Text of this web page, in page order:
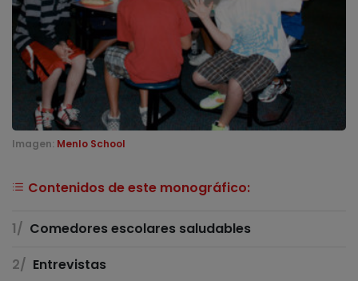
Imagen: Menlo School
Contenidos de este monográfico:
Comedores escolares saludables
Entrevistas